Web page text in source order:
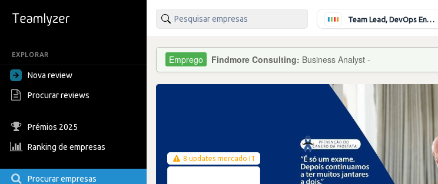
EXPLORAR
Nova review
Procurar reviews
Prémios 2025
Ranking de empresas
Procurar empresas
Team Lead, DevOps Engineer
Findmore Consulting: Business Analyst -
8 updates mercado IT